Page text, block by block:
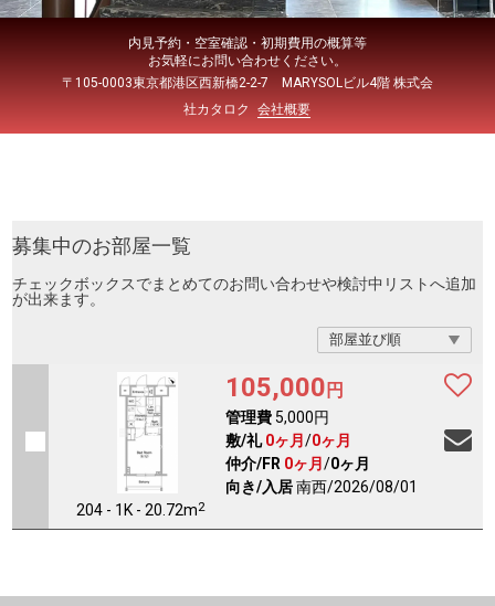
内見予約・空室確認・初期費用の概算等
お気軽にお問い合わせください。
〒105-0003東京都港区西新橋2-2-7 MARYSOLビル4階 株式会
社カタロク
会社概要
募集中のお部屋一覧
チェックボックスでまとめてのお問い合わせや検討中リストへ追加
が出来ます。
204 - 1K - 20.72m2
105,000 円
管理費5,000円
敷/礼 0ヶ月 /0ヶ月
仲介/FR 0ヶ月 /0ヶ月
向き/入居南西/2026/08/01